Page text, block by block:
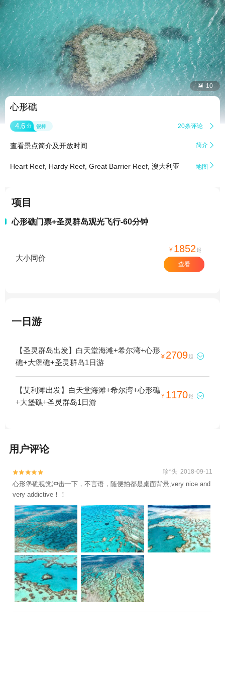
 10
心形礁
4.6 分 很棒 20条评论 
查看景点简介及开放时间 简介 
Heart Reef, Hardy Reef, Great Barrier Reef, 澳大利亚 地图 
项目
心形礁门票+圣灵群岛观光飞行-60分钟
大小同价
¥ 1852 起
查看
一日游
【圣灵群岛出发】白天堂海滩+希尔湾+心形
礁+大堡礁+圣灵群岛1日游
¥ 2709起 
【艾利滩出发】白天堂海滩+希尔湾+心形礁
+大堡礁+圣灵群岛1日游
¥ 1170起 
用户评论

 珍*头 2018-09-11
心形堡礁视觉冲击一下，不言语，随便拍都是桌面背景,very nice and
very addictive！！
